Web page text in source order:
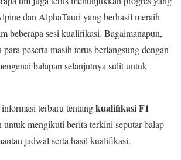
dan AlphaTauri yang berhasil meraih
beberapa sesi kualifikasi. Bagaimanapun,
peserta masih terus berlangsung dengan
balapan selanjutnya sulit untuk
terbaru tentangkualifikasi F1
untuk mengikuti berita terkini seputar balap
jadwal serta hasil kualifikasi.